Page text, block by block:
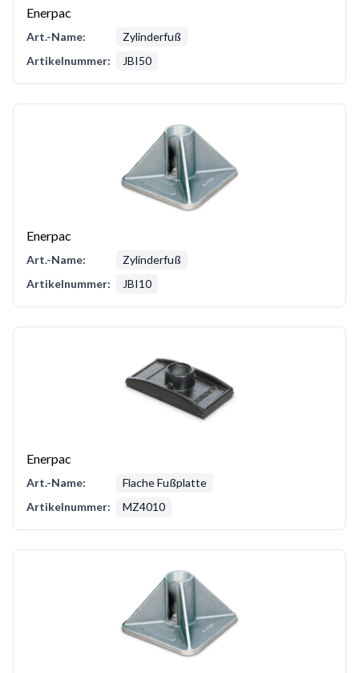
Enerpac
Art.-Name:
Zylinderfuß
Artikelnummer:
JBI50
Enerpac
Art.-Name:
Zylinderfuß
Artikelnummer:
JBI10
Enerpac
Art.-Name:
Flache Fußplatte
Artikelnummer:
MZ4010